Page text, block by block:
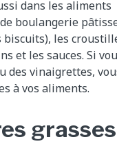
dans les aliments
boulangerie
les
et les sauces. Si
des vinaigrettes,
à vos aliments.
grasses